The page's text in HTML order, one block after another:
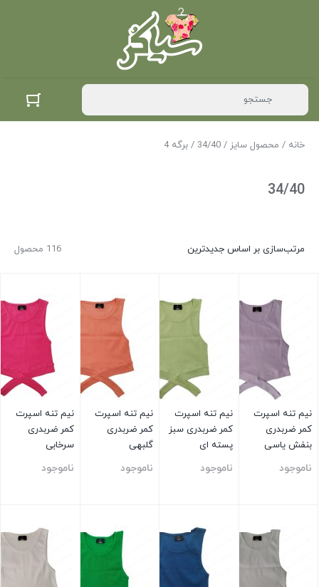
خانه / محصول سایز / 34/40 / برگه 4
34/40
116 محصول مرتب‌سازی بر اساس جدیدترین
نیم تنه اسپرت
کمر ضربدری
بنفش یاسی
ناموجود
نیم تنه اسپرت
کمر ضربدری سبز
پسته ای
ناموجود
نیم تنه اسپرت
کمر ضربدری
گلبهی
ناموجود
نیم تنه اسپرت
کمر ضربدری
سرخابی
ناموجود